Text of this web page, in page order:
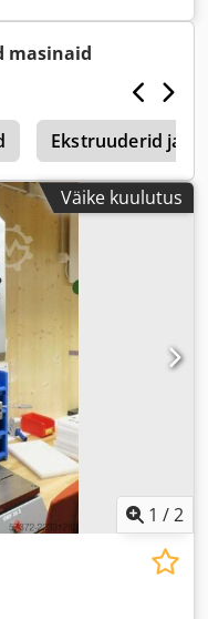
masinaid
Ekstruuderid ja
Väike kuulutus
1 /2